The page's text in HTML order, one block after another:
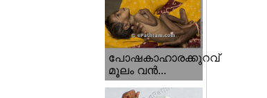
പോഷകാഹാരക്കുറവ്
മൂലം വന്‍...